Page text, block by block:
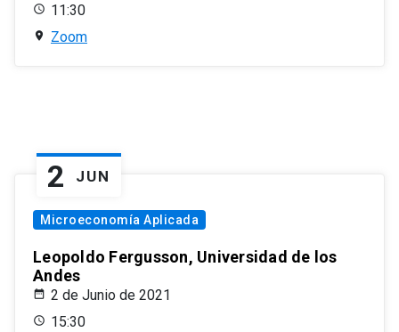
11:30
Zoom
2 JUN
Microeconomía Aplicada
Leopoldo Fergusson, Universidad de los
Andes
2 de Junio de 2021
15:30